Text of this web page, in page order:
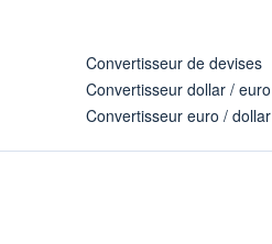
Convertisseur de devises
Convertisseur dollar / euro
Convertisseur euro / dollar